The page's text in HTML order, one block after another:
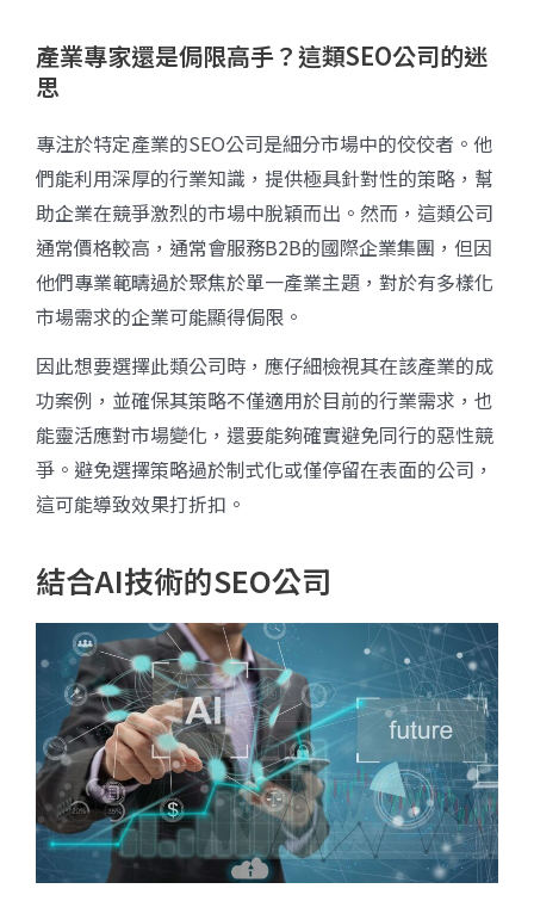
產業專家還是侷限高手？這類SEO公司的迷
思
專注於特定產業的SEO公司是細分市場中的佼佼者。他
們能利用深厚的行業知識，提供極具針對性的策略，幫
助企業在競爭激烈的市場中脫穎而出。然而，這類公司
通常價格較高，通常會服務B2B的國際企業集團，但因
他們專業範疇過於聚焦於單一產業主題，對於有多樣化
市場需求的企業可能顯得侷限。
因此想要選擇此類公司時，應仔細檢視其在該產業的成
功案例，並確保其策略不僅適用於目前的行業需求，也
能靈活應對市場變化，還要能夠確實避免同行的惡性競
爭。避免選擇策略過於制式化或僅停留在表面的公司，
這可能導致效果打折扣。
結合AI技術的SEO公司